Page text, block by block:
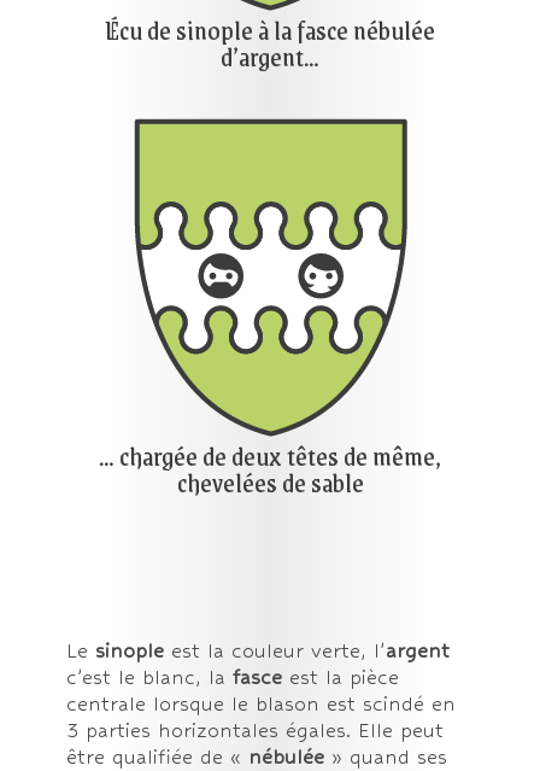
Écu de sinople à la fasce nébulée
d’argent…
… chargée de deux têtes de même,
chevelées de sable
Le sinopleest la couleur verte, l’argent
c’est le blanc, la fasceest la pièce
centrale lorsque le blason est scindé en
3 parties horizontales égales. Elle peut
être qualifiée de « nébulée» quand ses